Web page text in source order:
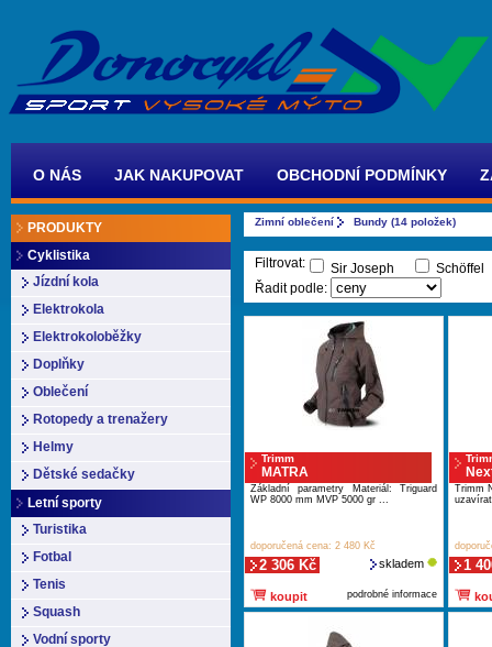
O NÁS JAK NAKUPOVAT OBCHODNÍ PODMÍNKY
PRODUKTY
Cyklistika
Jízdní kola
Elektrokola
Elektrokoloběžky
Doplňky
Oblečení
Rotopedy a trenažery
Helmy
Dětské sedačky
Letní sporty
Turistika
Fotbal
Tenis
Squash
Vodní sporty
Zimní oblečení Bundy (14 položek)
Filtrovat: Sir Joseph
Řadit podle:
Trimm
MATRA
Základní parametry Materiál: Triguard
WP 8000 mm MVP 5000 gr ...
doporučená cena: 2 480 Kč
2 306 Kč skladem
koupit podrobné informace
Trimm
1